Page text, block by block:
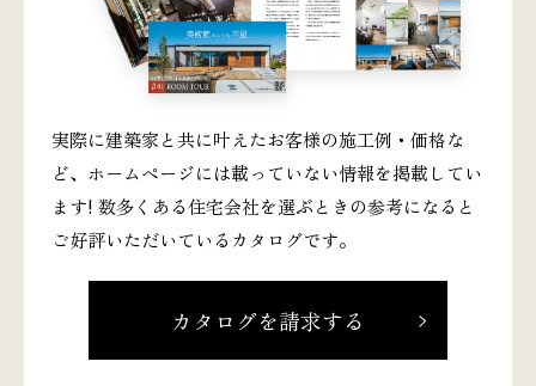
実際に建築家と共に叶えたお客様の施工例・価格な
ど、ホームページには載っていない情報を掲載してい
ます! 数多くある住宅会社を選ぶときの参考になると
ご好評いただいているカタログです。
カタログを請求する